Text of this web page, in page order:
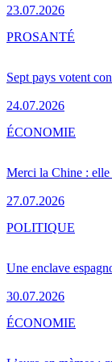
23.07.2026
Sept pays votent
24.07.2026
PROSANTÉ
Merci la Chine : elle
27.07.2026
ÉCONOMIE
Une enclave
30.07.2026
POLITIQUE
ÉCONOMIE